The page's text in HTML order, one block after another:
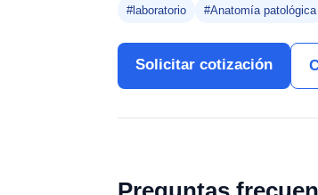
#laboratorio #Anatomía patológica
Solicitar cotización